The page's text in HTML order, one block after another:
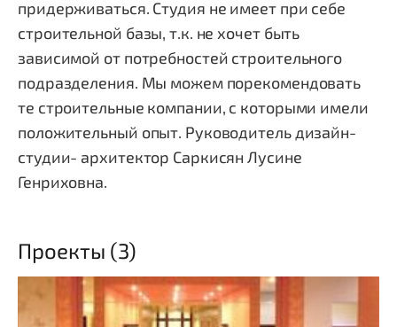
придерживаться. Студия не имеет при себе
строительной базы, т.к. не хочет быть
зависимой от потребностей строительного
подразделения. Мы можем порекомендовать
те строительные компании, с которыми имели
положительный опыт. Руководитель дизайн-
студии- архитектор Саркисян Лусине
Генриховна.
Проекты (3)